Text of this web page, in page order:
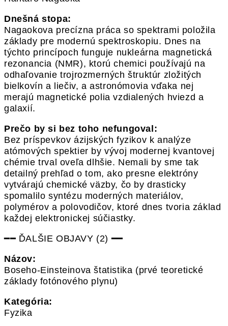
Dnešná stopa:
Nagaokova precízna práca so spektrami položila
základy pre modernú spektroskopiu. Dnes na
týchto princípoch funguje nukleárna magnetická
rezonancia (NMR), ktorú chemici používajú na
odhaľovanie trojrozmerných štruktúr zložitých
bielkovín a liečiv, a astronómovia vďaka nej
merajú magnetické polia vzdialených hviezd a
galaxií.
Prečo by si bez toho nefungoval:
Bez príspevkov ázijských fyzikov k analýze
atómových spektier by vývoj modernej kvantovej
chémie trval oveľa dlhšie. Nemali by sme tak
detailný prehľad o tom, ako presne elektróny
vytvárajú chemické väzby, čo by drasticky
spomalilo syntézu moderných materiálov,
polymérov a polovodičov, ktoré dnes tvoria základ
každej elektronickej súčiastky.
━━ ĎALŠIE OBJAVY (2) ━━
Názov:
Boseho-Einsteinova štatistika (prvé teoretické
základy fotónového plynu)
Kategória:
Fyzika